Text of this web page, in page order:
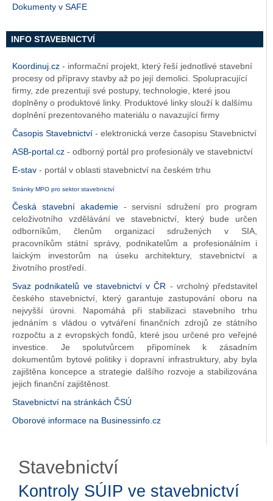
Dokumenty v SAFE
INFO STAVEBNICTVÍ
Koordinuj.cz - informační projekt, který řeší jednotlivé stavební
procesy od přípravy stavby až po její demolici. Spolupracující
firmy, zde prezentují své postupy, technologie, které jsou
doplněny o produktové linky. Produktové linky slouží k dalšímu
doplnění prezentovaného materiálu o navazující firmy
Časopis Stavebnictví - elektronická verze časopisu Stavebnictví
ASB-portal.cz - odborný portál pro profesionály ve stavebnictví
E-stav - portál v oblasti stavebnictví na českém trhu
Stránky MPO pro sektor stavebnictví
Česká stavební akademie- servisní sdružení pro program
celoživotního vzdělávání ve stavebnictví, který bude určen
odborníkům, členům organizací sdružených v SIA,
pracovníkům státní správy, podnikatelům a profesionálním i
laickým investorům na úseku architektury, stavebnictví a
životního prostředí.
Svaz podnikatelů ve stavebnictví v ČR - vrcholný představitel
českého stavebnictví, který garantuje zastupování oboru na
nejvyšší úrovni. Napomáhá při stabilizaci stavebního trhu
jednáním s vládou o vytváření finančních zdrojů ze státního
rozpočtu a z evropských fondů, které jsou určené pro veřejné
investice. Je spolutvůrcem připomínek k zásadním
dokumentům bytové politiky i dopravní infrastruktury, aby byla
zajištěna koncepce a strategie dalšího rozvoje a stabilizována
jejich finanční zajištěnost.
Stavebnictví na stránkách ČSÚ
Oborové informace na Businessinfo.cz
Stavebnictví
Kontroly SÚIP ve stavebnictví